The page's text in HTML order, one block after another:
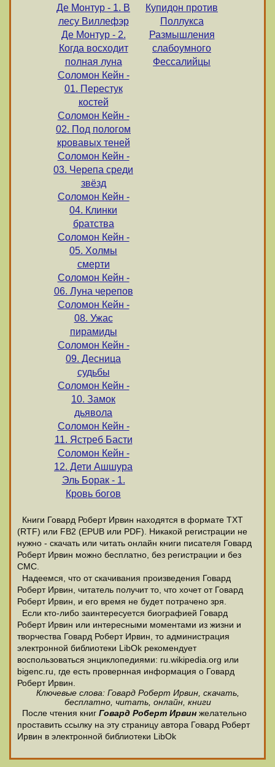
Де Монтур - 1. В
лесу Виллефэр
Де Монтур - 2.
Когда восходит
полная луна
Соломон Кейн -
01. Перестук
костей
Соломон Кейн -
02. Под пологом
кровавых теней
Соломон Кейн -
03. Черепа среди
звёзд
Соломон Кейн -
04. Клинки
братства
Соломон Кейн -
05. Холмы
смерти
Соломон Кейн -
06. Луна черепов
Соломон Кейн -
08. Ужас
пирамиды
Соломон Кейн -
09. Десница
судьбы
Соломон Кейн -
10. Замок
дьявола
Соломон Кейн -
11. Ястреб Басти
Соломон Кейн -
12. Дети Ашшура
Эль Борак - 1.
Кровь богов
Купидон против
Поллукса
Размышления
слабоумного
Фессалийцы
Книги Говард Роберт Ирвин находятся в формате ТХТ
(RTF) или FB2 (EPUB или PDF). Никакой регистрации не
нужно - скачать или читать онлайн книги писателя Говард
Роберт Ирвин можно бесплатно, без регистрации и без
СМС.
Надеемся, что от скачивания произведения Говард
Роберт Ирвин, читатель получит то, что хочет от Говард
Роберт Ирвин, и его время не будет потрачено зря.
Если кто-либо заинтересуется биографией Говард
Роберт Ирвин или интересными моментами из жизни и
творчества Говард Роберт Ирвин, то администрация
электронной библиотеки LibOk рекомендует
воспользоваться энциклопедиями: ru.wikipedia.org или
bigenc.ru, где есть провернная информация о Говард
Роберт Ирвин.
Ключевые слова: Говард Роберт Ирвин, скачать,
бесплатно, читать, онлайн, книги
После чтения книг Говард Роберт Ирвин желательно
проставить ссылку на эту страницу автора Говард Роберт
Ирвин в электронной библиотеки LibOk